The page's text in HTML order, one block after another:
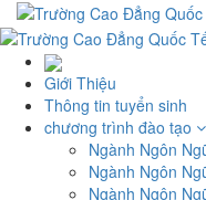
Giới Thiệu
Thông tin tuyển sinh
chương trình đào tạo
Ngành Ngôn
Ngành Ngôn
Ngành Ngôn